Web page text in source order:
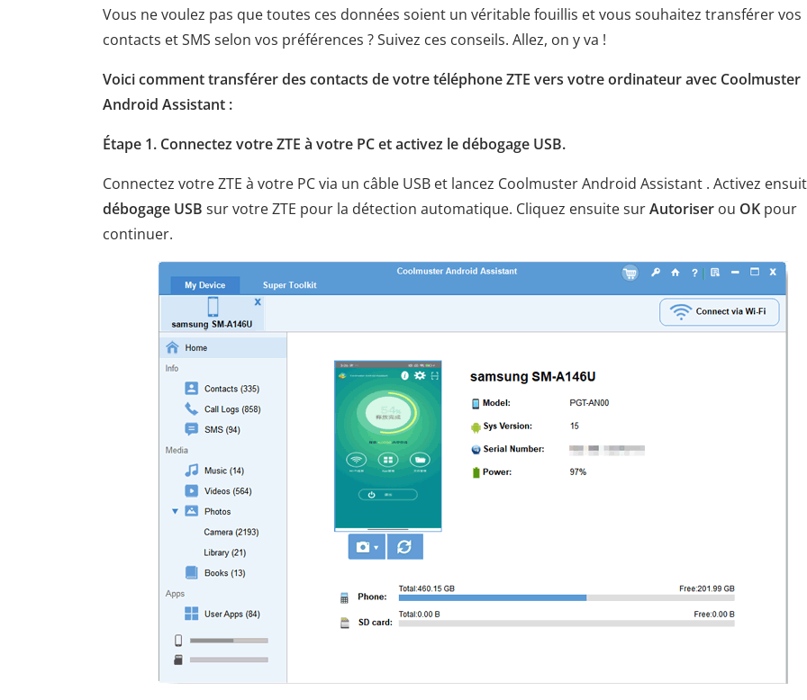
Vous ne voulez pas que toutes ces données soient un véritable fouillis et vous souhaitez transférer vos
contacts et SMS selon vos préférences ? Suivez ces conseils. Allez, on y va !
Voici comment transférer des contacts de votre téléphone ZTE vers votre ordinateur avec Coolmuster
Android Assistant :
Étape 1. Connectez votre ZTE à votre PC et activez le débogage USB.
Connectez votre ZTE à votre PC via un câble USB et lancez Coolmuster Android Assistant . Activez
débogage USB sur votre ZTE pour la détection automatique. Cliquez ensuite surAutoriser ou OK pour
continuer.